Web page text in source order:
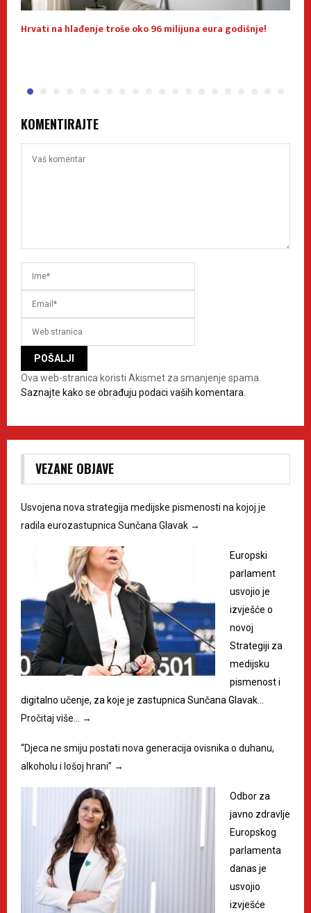
Hrvati na hlađenje troše oko 96 milijuna eura godišnje!
KOMENTIRAJTE
Ova web-stranica koristi Akismet za smanjenje spama.
Saznajte kako se obrađuju podaci vaših komentara.
VEZANE OBJAVE
Usvojena nova strategija medijske pismenosti na kojoj je
radila eurozastupnica Sunčana Glavak →
Europski
parlament
usvojio je
izvješće o
novoj
Strategiji za
medijsku
pismenost i
digitalno učenje, za koje je zastupnica Sunčana Glavak…
Pročitaj više…
→
“Djeca ne smiju postati nova generacija ovisnika o duhanu,
alkoholu i lošoj hrani” →
Odbor za
javno zdravlje
Europskog
parlamenta
danas je
usvojio
izvješće